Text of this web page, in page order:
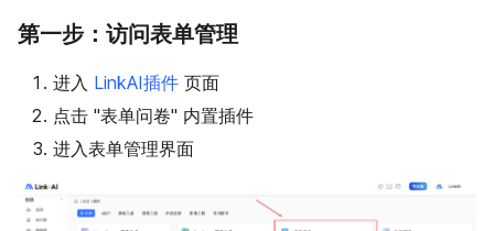
第一步：访问表单管理
进入 LinkAI插件 页面
点击 "表单问卷" 内置插件
进入表单管理界面